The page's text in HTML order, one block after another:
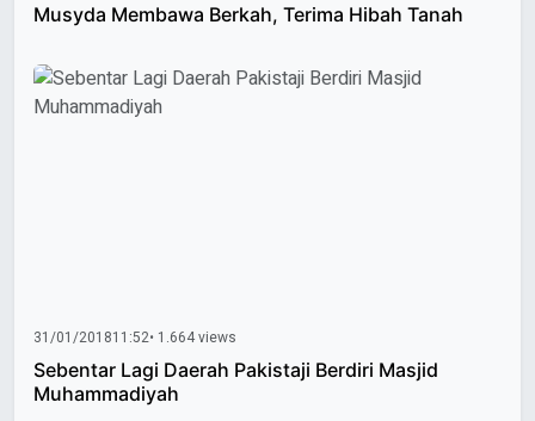
Musyda Membawa Berkah, Terima Hibah Tanah
31/01/201811:52• 1.664 views
Sebentar Lagi Daerah Pakistaji Berdiri Masjid
Muhammadiyah